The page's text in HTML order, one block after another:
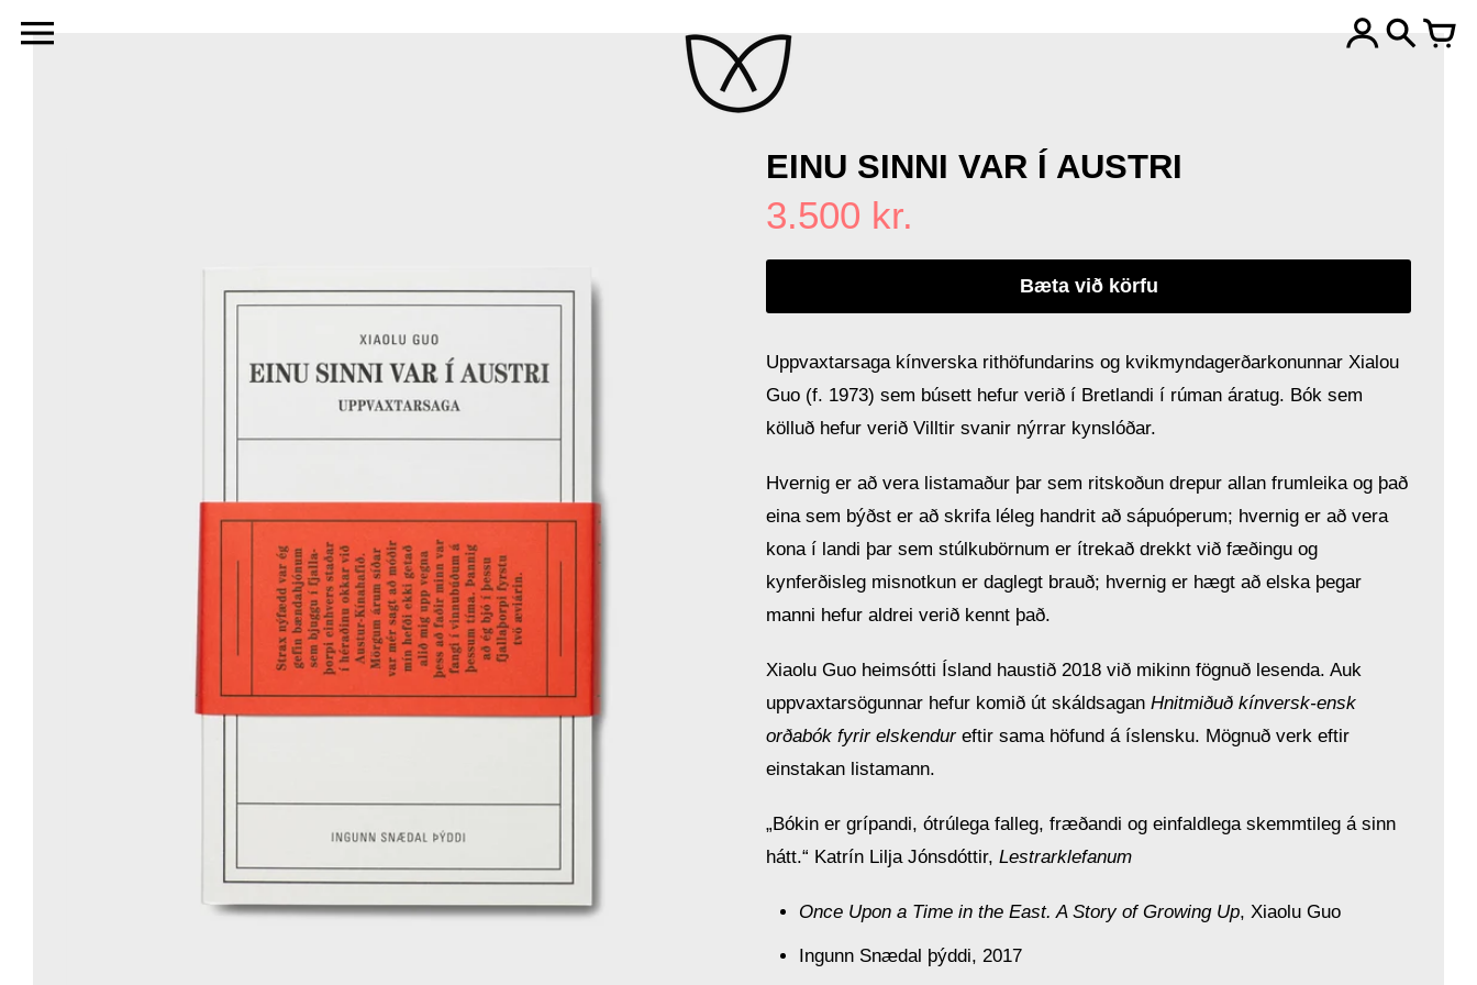
EINU SINNI VAR Í AUSTRI
3.500 kr.
Bæta við körfu
Uppvaxtarsaga kínverska rithöfundarins og kvikmyndagerðarkonunnar Xialou
Guo (f. 1973) sem búsett hefur verið í Bretlandi í rúman áratug. Bók sem
kölluð hefur verið Villtir svanir nýrrar kynslóðar.
Hvernig er að vera listamaður þar sem ritskoðun drepur allan frumleika og það
eina sem býðst er að skrifa léleg handrit að sápuóperum; hvernig er að vera
kona í landi þar sem stúlkubörnum er ítrekað drekkt við fæðingu og
kynferðisleg misnotkun er daglegt brauð; hvernig er hægt að elska þegar
manni hefur aldrei verið kennt það.
Xiaolu Guo heimsótti Ísland haustið 2018 við mikinn fögnuð lesenda. Auk
uppvaxtarsögunnar hefur komið út skáldsagan Hnitmiðuð kínversk-ensk
orðabók fyrir elskendureftir sama höfund á íslensku. Mögnuð verk eftir
einstakan listamann.
„Bókin er grípandi, ótrúlega falleg, fræðandi og einfaldlega skemmtileg á sinn
hátt.“ Katrín Lilja Jónsdóttir, Lestrarklefanum
Once Upon a Time in the East. A Story of Growing Up, Xiaolu Guo
Ingunn Snædal þýddi, 2017